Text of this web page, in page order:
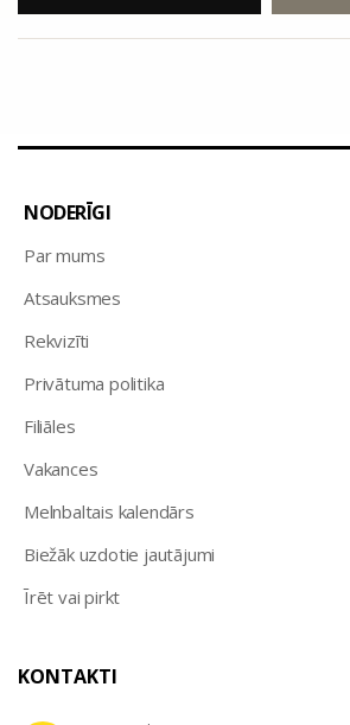
NODERĪGI
Par mums
Atsauksmes
Rekvizīti
Privātuma politika
Filiāles
Vakances
Melnbaltais kalendārs
Biežāk uzdotie jautājumi
Īrēt vai pirkt
KONTAKTI